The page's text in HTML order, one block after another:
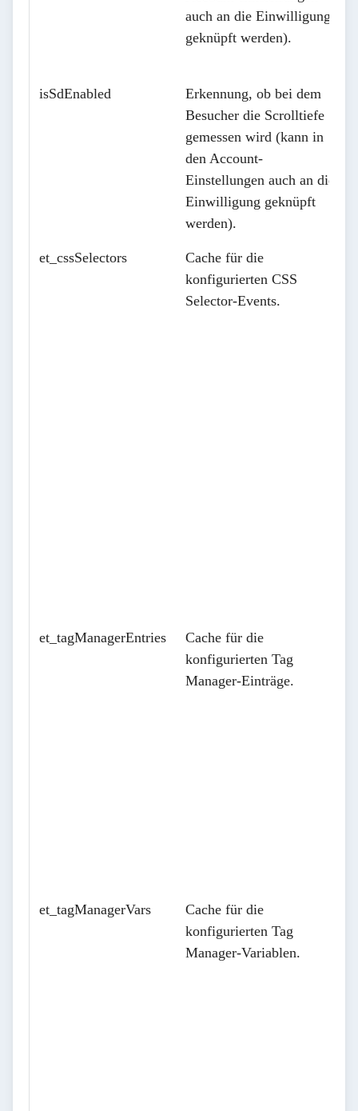
auch an die Einwilligung
geknüpft werden).
isSdEnabled
Erkennung, ob bei dem
Besucher die Scrolltiefe
gemessen wird (kann in
den Account-
Einstellungen auch an die
Einwilligung geknüpft
werden).
et_cssSelectors
Cache für die
konfigurierten CSS
Selector-Events.
et_tagManagerEntries
Cache für die
konfigurierten Tag
Manager-Einträge.
et_tagManagerVars
Cache für die
konfigurierten Tag
Manager-Variablen.